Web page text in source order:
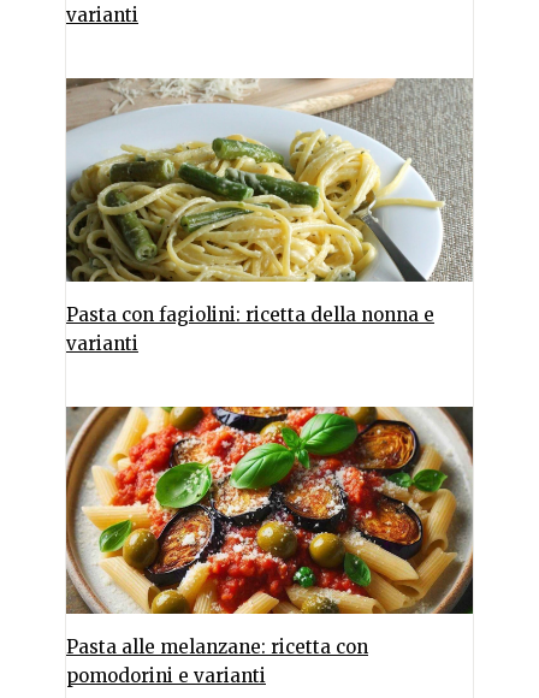
varianti
Pasta con fagiolini: ricetta della nonna e
varianti
Pasta alle melanzane: ricetta con
pomodorini e varianti